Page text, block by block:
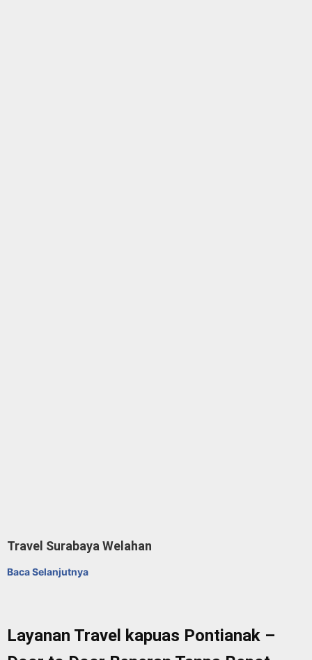
Travel Surabaya Welahan
Baca Selanjutnya
Layanan Travel kapuas Pontianak –